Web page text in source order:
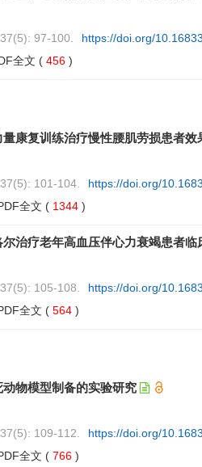
97-100.
https://doi.org/
全文 ( 456 )
康复训练治疗慢性腰肌劳损患者效
101-104.
https://doi.org/
全文 ( 1344 )
治疗老年高血压伴心力衰竭患者临
105-108.
https://doi.org/
全文 ( 564 )
物模型制备的实验研究
109-112.
https://doi.org/
全文 ( 766 )